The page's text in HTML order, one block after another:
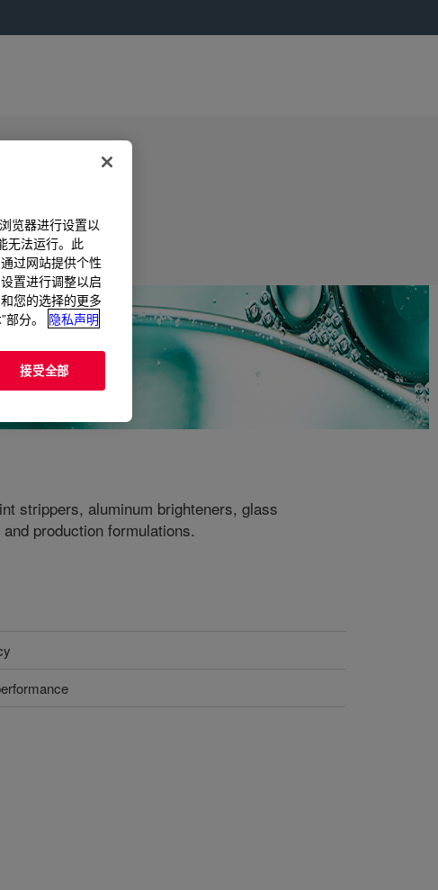
strippers, aluminum brighteners, glass
production formulations.
览器进行设置以
无法运行。此
过网站提供个性
置进行调整以启
您的选择的更多
分。
隐私声明
接受全部